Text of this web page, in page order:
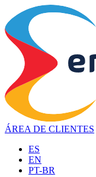
ÁREA DE CLIENTES
ES
EN
PT-BR